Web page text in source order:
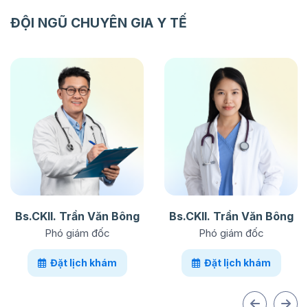
ĐỘI NGŨ CHUYÊN GIA Y TẾ
Bs.CKII. Trần Văn Bông
Phó giám đốc
Đặt lịch khám
Bs.CKII. Trần Văn Bông
Phó giám đốc
Đặt lịch khám